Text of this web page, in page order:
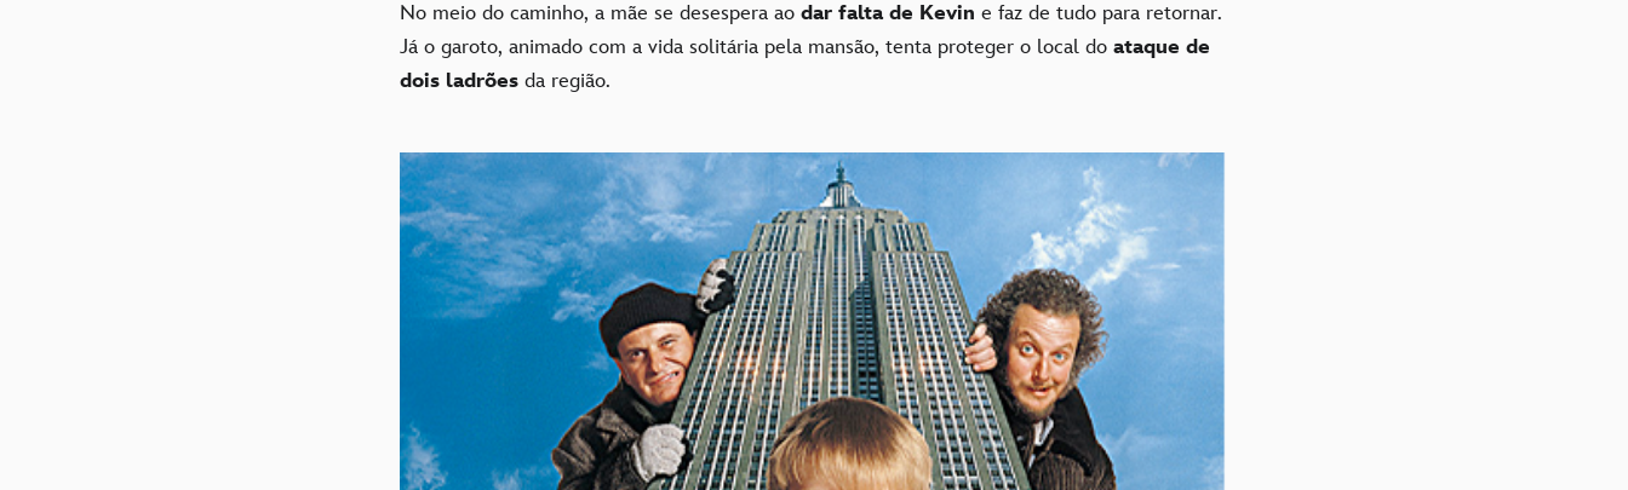
No meio do caminho, a mãe se desespera ao dar falta de Kevin e faz de tudo para retornar.
Já o garoto, animado com a vida solitária pela mansão, tenta proteger o local do ataque de
dois ladrões da região.